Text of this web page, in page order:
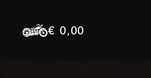
Winkelwagen
€0,00